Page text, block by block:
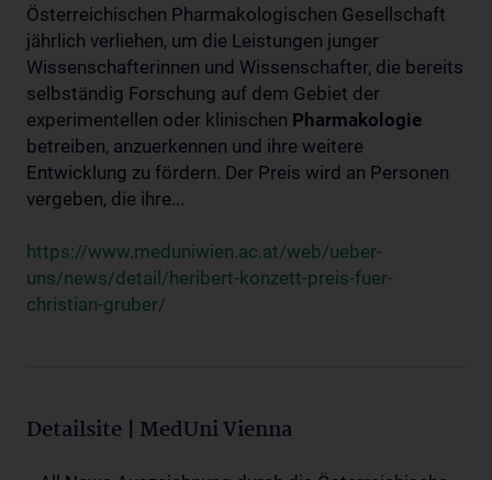
Österreichischen Pharmakologischen Gesellschaft
jährlich verliehen, um die Leistungen junger
Wissenschafterinnen und Wissenschafter, die bereits
selbständig Forschung auf dem Gebiet der
experimentellen oder klinischen Pharmakologie
betreiben, anzuerkennen und ihre weitere
Entwicklung zu fördern. Der Preis wird an Personen
vergeben, die ihre...
https://www.meduniwien.ac.at/web/ueber-
uns/news/detail/heribert-konzett-preis-fuer-
christian-gruber/
Detailsite | MedUni Vienna